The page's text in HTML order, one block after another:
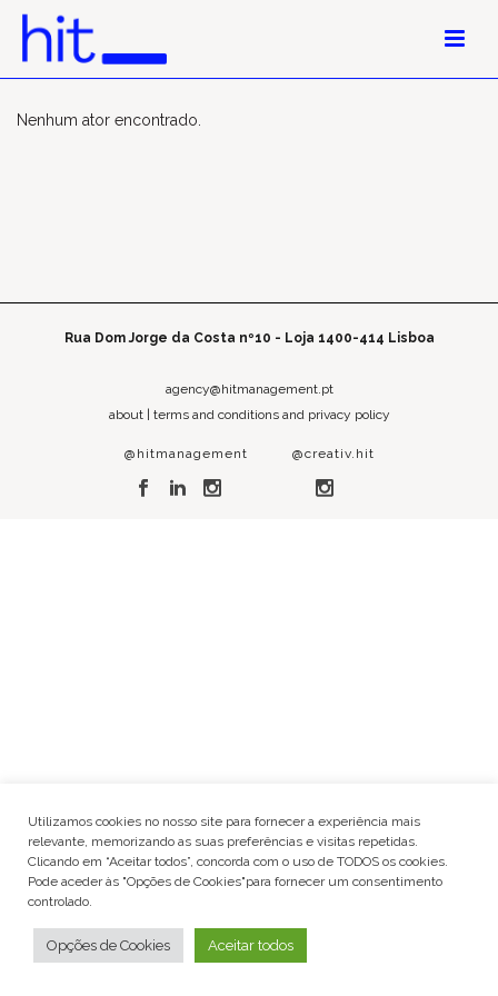
Nenhum ator encontrado.
Rua Dom Jorge da Costa nº10 - Loja 1400-414 Lisboa
agency@hitmanagement.pt
about| terms and conditions and privacy policy
@hitmanagement @creativ.hit
Utilizamos cookies no nosso site para fornecer a experiência mais
relevante, memorizando as suas preferências e visitas repetidas.
Clicando em “Aceitar todos”, concorda com o uso de TODOS os cookies.
Pode aceder às "Opções de Cookies"para fornecer um consentimento
controlado.
Opções de Cookies Aceitar todos